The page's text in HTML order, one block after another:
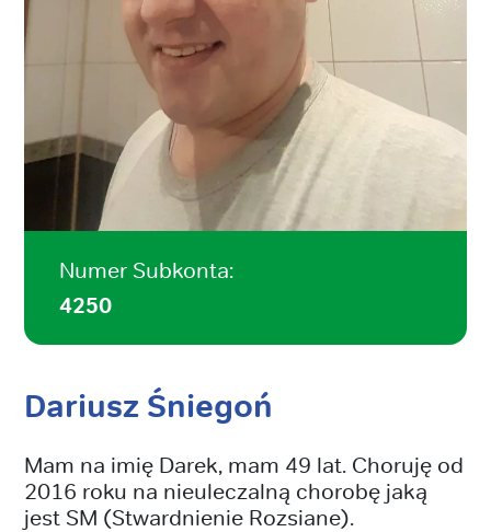
Numer Subkonta:
4250
Dariusz Śniegoń
Mam na imię Darek, mam 49 lat. Choruję od
2016 roku na nieuleczalną chorobę jaką
jest SM (Stwardnienie Rozsiane).